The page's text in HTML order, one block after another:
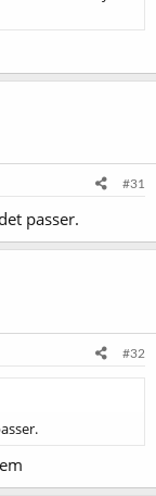
#31
passer.
#32